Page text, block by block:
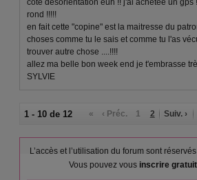
côté désorientation euh !! j'ai achetée un gps
rond !!!!!
en fait cette "copine" est la maitresse du
choses comme tu le sais et comme tu l'as
trouver autre chose ....!!!!
allez ma belle bon week end je t'embrasse
SYLVIE
1 - 10 de 12 « ‹ Préc. 1 2 Suiv. ›
L’accès et l’utilisation du forum sont
Vous pouvez vous inscrire